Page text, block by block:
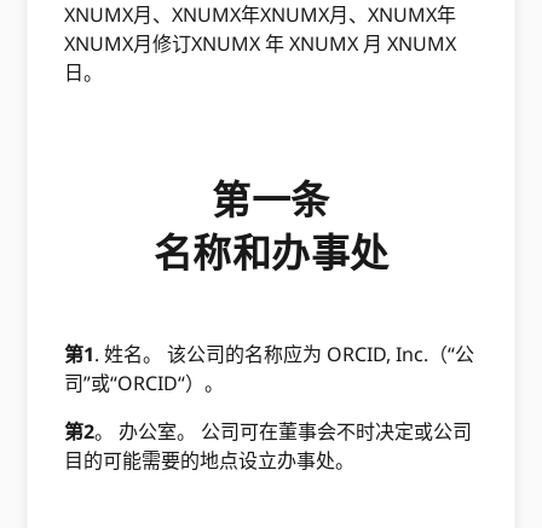
XNUMX月、XNUMX年XNUMX月、XNUMX年
XNUMX月修订XNUMX 年 XNUMX 月 XNUMX
日。
第一条
名称和办事处
第1. 姓名。 该公司的名称应为 ORCID, Inc.（“公
司”或“ORCID“）。
第2。 办公室。 公司可在董事会不时决定或公司
目的可能需要的地点设立办事处。